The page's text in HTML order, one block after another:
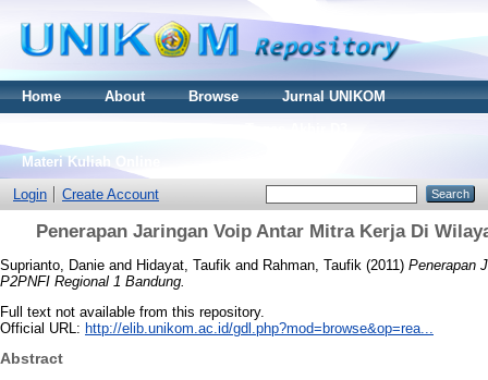
Home About Browse
Jurnal UNIKOM
Materi Kuliah Online
Login
Create Account
Penerapan Jaringan Voip Antar Mitra Kerja Di
Suprianto, Danie and Hidayat, Taufik and Rahman, Taufik (2011) Penerapan
P2PNFI Regional 1 Bandung.
Full text not available from this repository.
Official URL: http://elib.unikom.ac.id/gdl.php?mod=browse&op=rea...
Abstract